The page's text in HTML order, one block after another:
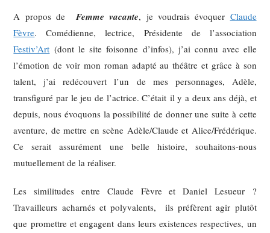
A propos de Femme vacante, je voudrais évoquer Claude
Fèvre. Comédienne, lectrice, Présidente de l’association
Festiv’Art (dont le site foisonne d’infos), j’ai connu avec elle
l’émotion de voir mon roman adapté au théâtre et grâce à son
talent, j’ai redécouvert l’un de mes personnages, Adèle,
transfiguré par le jeu de l’actrice. C’était il y a deux ans déjà, et
depuis, nous évoquons la possibilité de donner une suite à cette
aventure, de mettre en scène Adèle/Claude et Alice/Frédérique.
Ce serait assurément une belle histoire, souhaitons-nous
mutuellement de la réaliser.
Les similitudes entre Claude Fèvre et Daniel Lesueur ?
Travailleurs acharnés et polyvalents, ils préfèrent agir plutôt
que promettre et engagent dans leurs existences respectives, un